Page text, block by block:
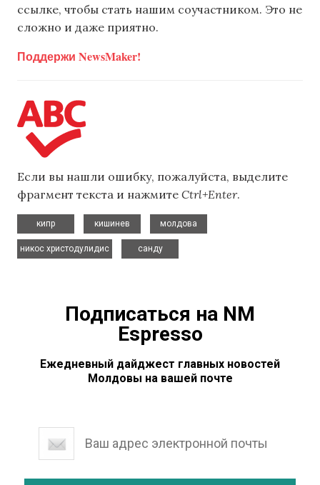
ссылке, чтобы стать нашим соучастником. Это не
сложно и даже приятно.
Поддержи NewsMaker!
Если вы нашли ошибку, пожалуйста, выделите
фрагмент текста и нажмите Ctrl+Enter.
кипр
кишинев
молдова
никос христодулидис
санду
Подписаться на NM
Espresso
Ежедневный дайджест главных новостей
Молдовы на вашей почте